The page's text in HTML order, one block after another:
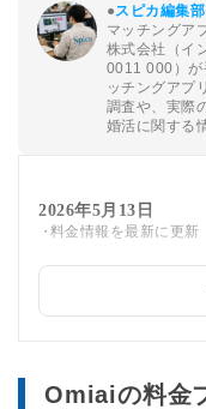
●スピカ編集部
マッチングア
株式会社（イ
0011 000）が
ッチングアプ
調査や、実際
婚活に関する
2026年5月13日
料金情報を最新に更新
クレカ決済の解約手順
altタグを設定しました
Omiaiの料金